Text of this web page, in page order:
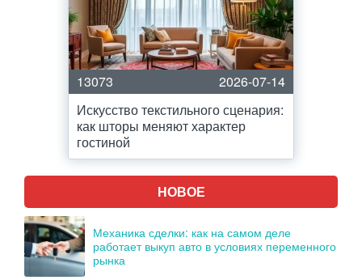
13073
2026-07-14
Искусство текстильного сценария:
как шторы меняют характер
гостиной
НОВОЕ
Механика сделки: как на самом деле
работает выкуп авто в условиях переменного
рынка